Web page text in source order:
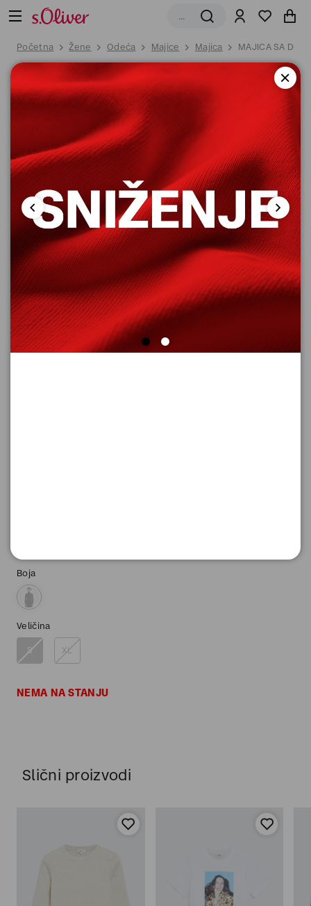
Početna Žene Odeća Majice Majica MAJICA SA
Boja
Veličina
S XL
NEMA NA STANJU
Slični proizvodi